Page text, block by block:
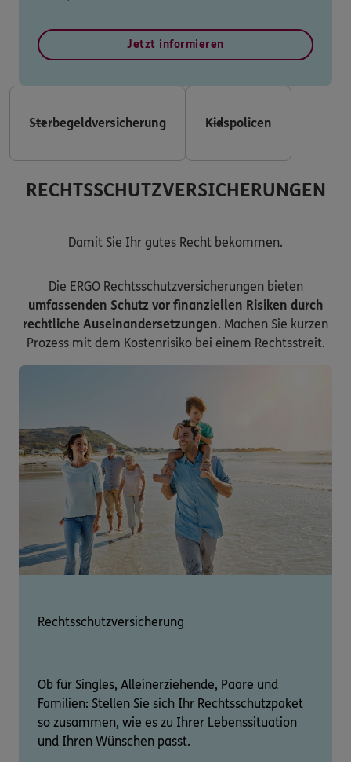
Jetzt informieren
Sterbegeldversicherung Kidspolicen
RECHTSSCHUTZVERSICHERUNGEN
Damit Sie Ihr gutes Recht bekommen.
Die ERGO Rechtsschutzversicherungen bieten
umfassenden Schutz vor finanziellen Risiken durch
rechtliche Auseinandersetzungen. Machen Sie kurzen
Prozess mit dem Kostenrisiko bei einem Rechtsstreit.
Rechtsschutzversicherung
Ob für Singles, Alleinerziehende, Paare und
Familien: Stellen Sie sich Ihr Rechtsschutzpaket
so zusammen, wie es zu Ihrer Lebenssituation
und Ihren Wünschen passt.